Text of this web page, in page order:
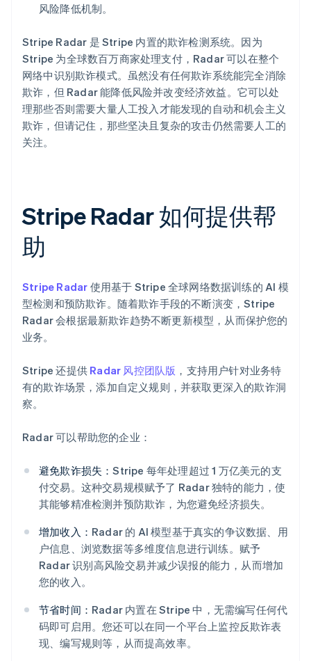
风险降低机制。
Stripe Radar 是 Stripe 内置的欺诈检测系统。因为
Stripe 为全球数百万商家处理支付，Radar 可以在整个
网络中识别欺诈模式。虽然没有任何欺诈系统能完全消除
欺诈，但 Radar 能降低风险并改变经济效益。它可以处
理那些否则需要大量人工投入才能发现的自动和机会主义
欺诈，但请记住，那些坚决且复杂的攻击仍然需要人工的
关注。
Stripe Radar 如何提供帮
助
Stripe Radar 使用基于 Stripe 全球网络数据训练的 AI 模
型检测和预防欺诈。随着欺诈手段的不断演变，Stripe
Radar 会根据最新欺诈趋势不断更新模型，从而保护您的
业务。
Stripe 还提供 Radar 风控团队版 ，支持用户针对业务特
有的欺诈场景，添加自定义规则，并获取更深入的欺诈洞
察。
Radar 可以帮助您的企业：
避免欺诈损失：Stripe 每年处理超过 1 万亿美元的支
付交易。这种交易规模赋予了 Radar 独特的能力，使
其能够精准检测并预防欺诈，为您避免经济损失。
增加收入： Radar 的 AI 模型基于真实的争议数据、用
户信息、浏览数据等多维度信息进行训练。赋予
Radar 识别高风险交易并减少误报的能力，从而增加
您的收入。
节省时间： Radar 内置在 Stripe 中，无需编写任何代
码即可启用。您还可以在同一个平台上监控反欺诈表
现、编写规则等，从而提高效率。
阿联酋
English
English
爱沙尼亚
English
奥地利
DeutschEnglish
English
巴西
PortuguêsEnglish